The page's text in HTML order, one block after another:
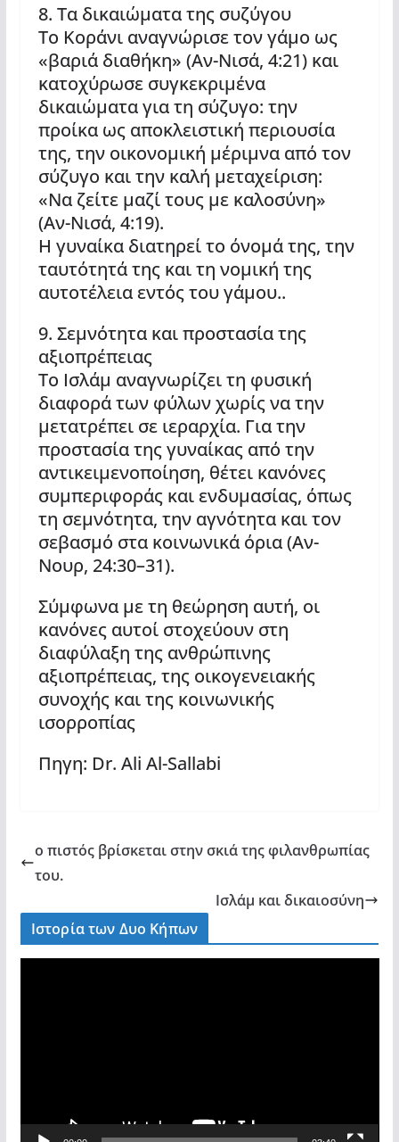
8. Τα δικαιώματα της συζύγου
Το Κοράνι αναγνώρισε τον γάμο ως
«βαριά διαθήκη» (Αν-Νισά, 4:21) και
κατοχύρωσε συγκεκριμένα
δικαιώματα για τη σύζυγο: την
προίκα ως αποκλειστική περιουσία
της, την οικονομική μέριμνα από τον
σύζυγο και την καλή μεταχείριση:
«Να ζείτε μαζί τους με καλοσύνη»
(Αν-Νισά, 4:19).
Η γυναίκα διατηρεί το όνομά της, την
ταυτότητά της και τη νομική της
αυτοτέλεια εντός του γάμου..
9. Σεμνότητα και προστασία της
αξιοπρέπειας
Το Ισλάμ αναγνωρίζει τη φυσική
διαφορά των φύλων χωρίς να την
μετατρέπει σε ιεραρχία. Για την
προστασία της γυναίκας από την
αντικειμενοποίηση, θέτει κανόνες
συμπεριφοράς και ενδυμασίας, όπως
τη σεμνότητα, την αγνότητα και τον
σεβασμό στα κοινωνικά όρια (Αν-
Νουρ, 24:30–31).
Σύμφωνα με τη θεώρηση αυτή, οι
κανόνες αυτοί στοχεύουν στη
διαφύλαξη της ανθρώπινης
αξιοπρέπειας, της οικογενειακής
συνοχής και της κοινωνικής
ισορροπίας
Πηγη: Dr. Ali Al-Sallabi
ο πιστός βρίσκεται στην σκιά της φιλανθρωπίας
του.
Ισλάμ και δικαιοσύνη
Ιστορία των Δυο Κήπων
a